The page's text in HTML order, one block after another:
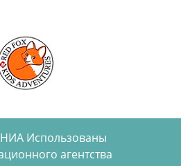
Использованы
агентства